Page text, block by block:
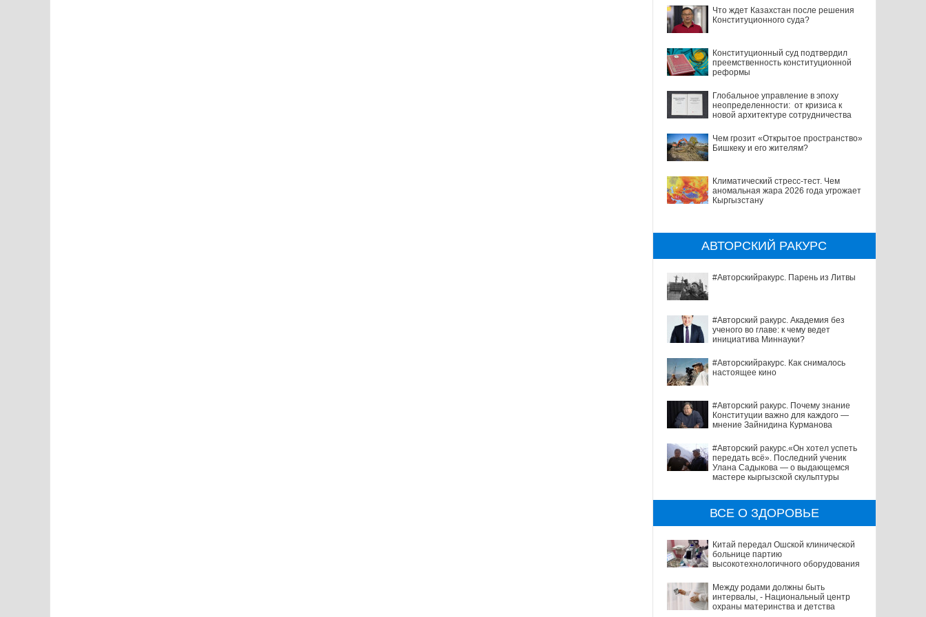
Что ждет Казахстан после решения
Конституционного суда?
Конституционный суд подтвердил
преемственность конституционной
реформы
Глобальное управление в эпоху
неопределенности: от кризиса к
новой архитектуре сотрудничества
Чем грозит «Открытое пространство»
Бишкеку и его жителям?
Климатический стресс-тест. Чем
аномальная жара 2026 года угрожает
Кыргызстану
АВТОРСКИЙ РАКУРС
#Авторскийракурс. Парень из Литвы
#Авторский ракурс. Академия без
ученого во главе: к чему ведет
инициатива Миннауки?
#Авторскийракурс. Как снималось
настоящее кино
#Авторский ракурс. Почему знание
Конституции важно для каждого —
мнение Зайнидина Курманова
#Авторский ракурс.«Он хотел успеть
передать всё». Последний ученик
Улана Садыкова — о выдающемся
мастере кыргызской скульптуры
ВСЕ О ЗДОРОВЬЕ
Китай передал Ошской клинической
больнице партию
высокотехнологичного оборудования
Между родами должны быть
интервалы, - Национальный центр
охраны материнства и детства